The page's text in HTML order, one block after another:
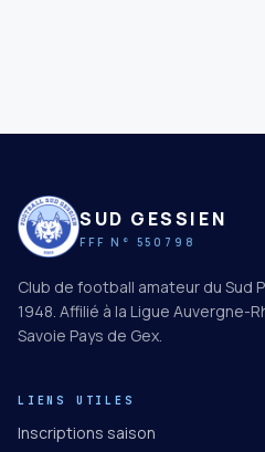
SUD GESSIEN
FFF N° 550798
Club de football amateur du Sud
1948. Affilié à la Ligue
Savoie Pays de Gex.
LIENS UTILES
Inscriptions saison